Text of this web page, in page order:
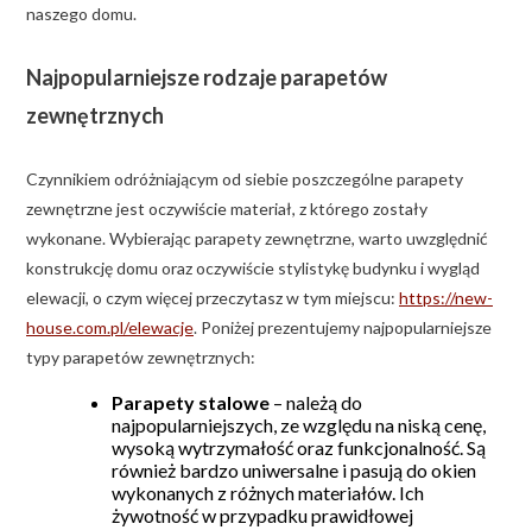
naszego domu.
Najpopularniejsze rodzaje parapetów
zewnętrznych
Czynnikiem odróżniającym od siebie poszczególne parapety
zewnętrzne jest oczywiście materiał, z którego zostały
wykonane. Wybierając parapety zewnętrzne, warto uwzględnić
konstrukcję domu oraz oczywiście stylistykę budynku i wygląd
elewacji, o czym więcej przeczytasz w tym miejscu: https://new-
house.com.pl/elewacje. Poniżej prezentujemy najpopularniejsze
typy parapetów zewnętrznych:
Parapety stalowe – należą do
najpopularniejszych, ze względu na niską cenę,
wysoką wytrzymałość oraz funkcjonalność. Są
również bardzo uniwersalne i pasują do okien
wykonanych z różnych materiałów. Ich
żywotność w przypadku prawidłowej